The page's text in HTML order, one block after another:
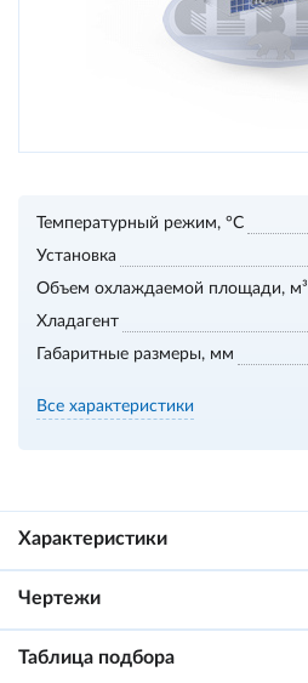
Температурный режим, °С
Установка
Объем охлаждаемой площади, м³
Хладагент
Габаритные размеры, мм
Все характеристики
Характеристики
Чертежи
Таблица подбора